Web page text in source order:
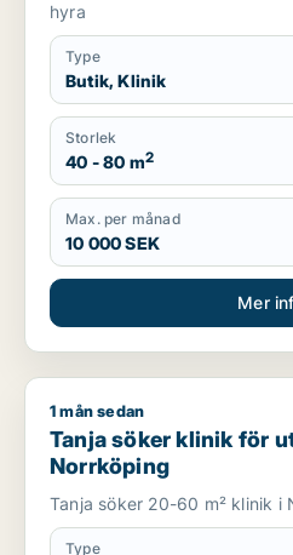
hyra
Type
Butik, Klinik
Storlek
40 - 80 m2
Max. per månad
10 000 SEK
Mer
Tanja söker klinik för
1 mån sedan
Tanja söker klinik för
Norrköping
Tanja söker 20-60 m² klinik i
Type